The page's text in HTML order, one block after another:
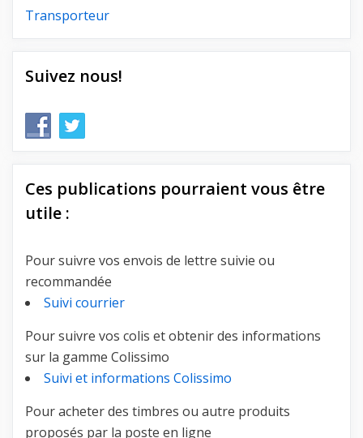
Transporteur
Suivez nous!
Ces publications pourraient vous être
utile :
Pour suivre vos envois de lettre suivie ou
recommandée
Suivi courrier
Pour suivre vos colis et obtenir des informations
sur la gamme Colissimo
Suivi et informations Colissimo
Pour acheter des timbres ou autre produits
proposés par la poste en ligne